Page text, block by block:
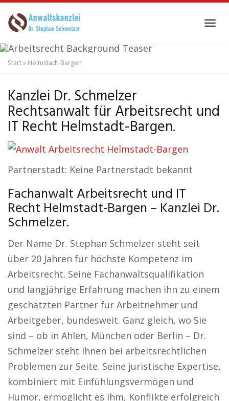
to
content
Start» Helmstadt-Bargen
Kanzlei Dr. Schmelzer
Rechtsanwalt für Arbeitsrecht und
IT Recht Helmstadt-Bargen.
Partnerstadt: Keine Partnerstadt bekannt
Fachanwalt Arbeitsrecht und IT
Recht Helmstadt-Bargen – Kanzlei Dr.
Schmelzer.
Der Name Dr. Stephan Schmelzer steht seit
über 20 Jahren für höchste Kompetenz im
Arbeitsrecht. Seine Fachanwaltsqualifikation
und langjährige Erfahrung machen ihn zu einem
geschätzten Partner für Arbeitnehmer und
Arbeitgeber, bundesweit. Ganz gleich, wo Sie
sind – ob in Ahlen, München oder Berlin – Dr.
Schmelzer steht Ihnen bei arbeitsrechtlichen
Problemen zur Seite. Seine juristische Expertise,
kombiniert mit Einfühlungsvermögen und
Humor, ermöglicht es ihm, Konflikte erfolgreich